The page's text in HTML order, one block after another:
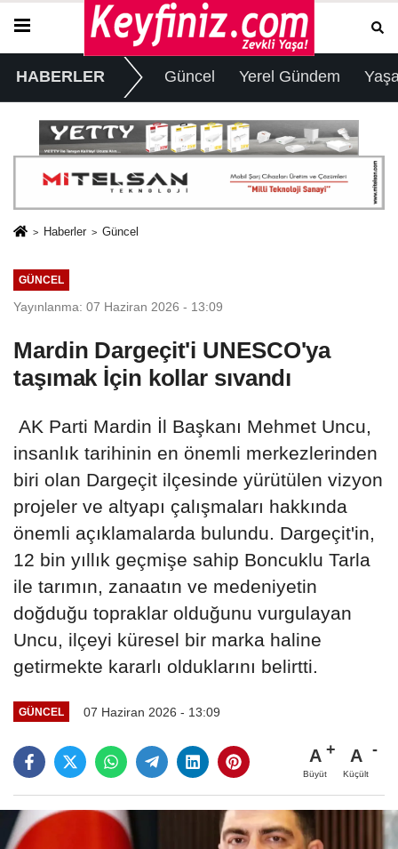
HABERLER Güncel Yerel Gündem
Haberler Güncel
GÜNCEL
Yayınlanma: 07 Haziran 2026 - 13:09
Mardin Dargeçit'i UNESCO'ya
taşımak İçin kollar sıvandı
AK Parti Mardin İl Başkanı Mehmet Uncu,
insanlık tarihinin en önemli merkezlerinden
biri olan Dargeçit ilçesinde yürütülen vizyon
projeler ve altyapı çalışmaları hakkında
önemli açıklamalarda bulundu. Dargeçit'in,
12 bin yıllık geçmişe sahip Boncuklu Tarla
ile tarımın, zanaatın ve medeniyetin
doğduğu topraklar olduğunu vurgulayan
Uncu, ilçeyi küresel bir marka haline
getirmekte kararlı olduklarını belirtti.
GÜNCEL 07 Haziran 2026 - 13:09
A
Büyüt
A
Küçült